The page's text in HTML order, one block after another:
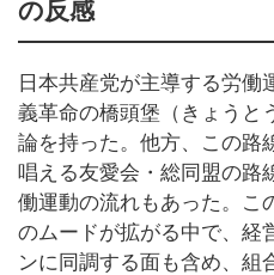
の反感
日本共産党が主導する労働
義革命の橋頭堡（きょうと
論を持った。他方、この路
唱える友愛会・総同盟の路
働運動の流れもあった。こ
のムードが拡がる中で、経
ンに同調する面も含め、組